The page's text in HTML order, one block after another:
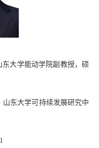
东大学能动学院副教授，硕
东大学可持续发展研究中